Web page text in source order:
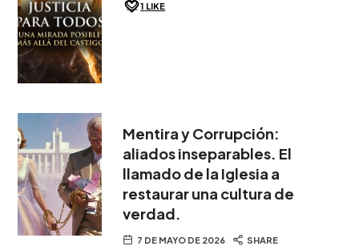
1 LIKE
Mentira y Corrupción:
aliados inseparables. El
llamado de la Iglesia a
restaurar una cultura de
verdad.
7 DE MAYO DE 2026
SHARE